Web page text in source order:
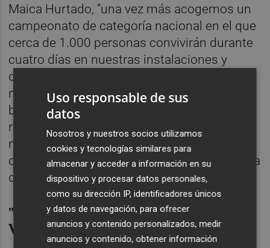
Maica Hurtado, “una vez más acogemos un
campeonato de categoría nacional en el que
cerca de 1.000 personas convivirán durante
cuatro días en nuestras instalaciones y
disfrutarán de nuestra ciudad en una
muestra más de nuestra apuesta por el
binomio turismo-deporte, que tan buenos
resultados nos está dando. Participan los
mejores jugadores cadetes de todas las
comunidades autónomas, lo que da una idea
del nivel y la relevancia de este evento”.
"Un paso adelante" para el Club
Voleibol Mediterráneo
Uso responsable de sus
datos
Nosotros y nuestros socios utilizamos
cookies y tecnologías similares para
almacenar y acceder a información en su
dispositivo y procesar datos personales,
como su dirección IP, identificadores únicos
y datos de navegación, para ofrecer
anuncios y contenido personalizados, medir
anuncios y contenido, obtener información